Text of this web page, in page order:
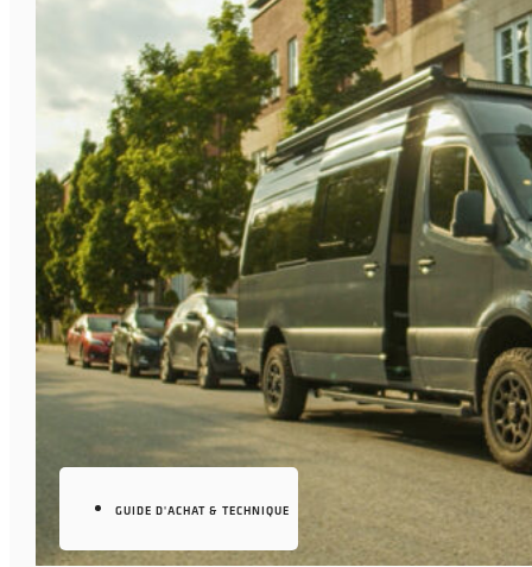
GUIDE D'ACHAT & TECHNIQUE